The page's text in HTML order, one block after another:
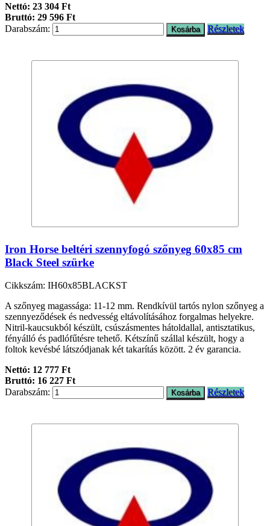
Nettó: 23 304 Ft
Bruttó: 29 596 Ft
Darabszám:
Részletek
Iron Horse beltéri szennyfogó szőnyeg 60x85 cm
Black Steel szürke
Cikkszám: IH60x85BLACKST
A szőnyeg magassága: 11-12 mm. Rendkívül tartós nylon szőnyeg a
szennyeződések és nedvesség eltávolításához forgalmas helyekre.
Nitril-kaucsukból készült, csúszásmentes hátoldallal, antisztatikus,
fényálló és padlófűtésre tehető. Kétszínű szállal készült, hogy a
foltok kevésbé látszódjanak két takarítás között. 2 év garancia.
Nettó: 12 777 Ft
Bruttó: 16 227 Ft
Darabszám:
Részletek